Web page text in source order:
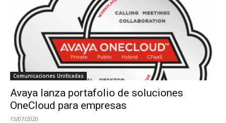
Comunicaciones Unificadas
Avaya lanza portafolio de soluciones
OneCloud para empresas
15/07/2020